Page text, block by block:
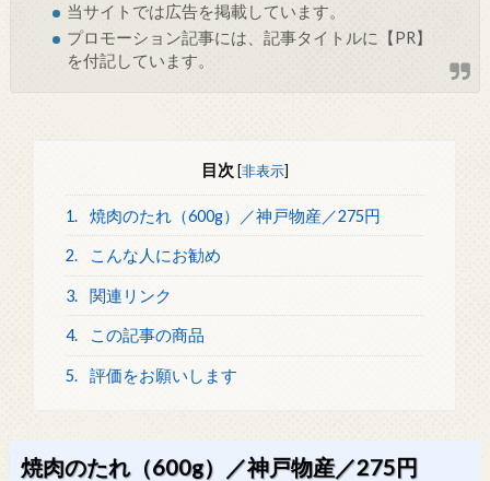
当サイトでは広告を掲載しています。
プロモーション記事には、記事タイトルに【PR】
を付記しています。
目次 [非表示]
1. 焼肉のたれ（600g）／神戸物産／275円
2. こんな人にお勧め
3. 関連リンク
4. この記事の商品
5. 評価をお願いします
焼肉のたれ（600g）／神戸物産／275円